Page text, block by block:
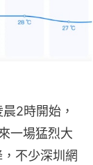
2時開始，
一場猛烈大
不少深圳網